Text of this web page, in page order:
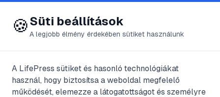
😍 LifePress
@Wegiita
2025. október 1. · 3perc olvasás
🍪Süti beállítások
A legjobb élmény érdekében sütiket használunk
A LifePress sütiket és hasonló technológiákat
használ, hogy biztosítsa a weboldal megfelelő
működését, elemezze a látogatottságot és személyre